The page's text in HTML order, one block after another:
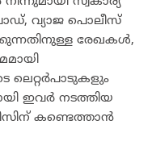
വ്യാജ പൊലീസ്
രേഖകൾ,
ലെറ്റർപാടുകളും
ഇവർ നടത്തിയ
കണ്ടെത്താൻ